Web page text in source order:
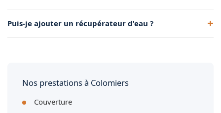
débordements en cas de pluie ordinaire.
Puis-je ajouter un récupérateur d'eau ?
Nos prestations à Colomiers
Couverture